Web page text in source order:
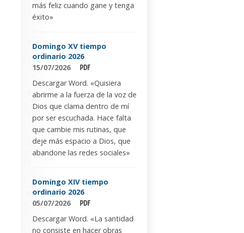
más feliz cuando gane y tenga
éxito»
Domingo XV tiempo
ordinario 2026
15/07/2026
Descargar Word. «Quisiera
abrirme a la fuerza de la voz de
Dios que clama dentro de mí
por ser escuchada. Hace falta
que cambie mis rutinas, que
deje más espacio a Dios, que
abandone las redes sociales»
Domingo XIV tiempo
ordinario 2026
05/07/2026
Descargar Word. «La santidad
no consiste en hacer obras